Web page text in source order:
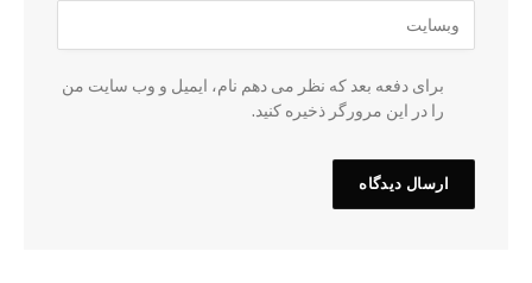
برای دفعه بعد که نظر می دهم نام، ایمیل و وب سایت من
را در این مرورگر ذخیره کنید.